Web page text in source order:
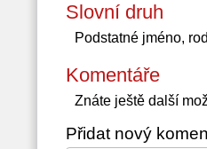
Slovní druh
Podstatné jméno,
Komentáře
Znáte ještě další
Přidat nový